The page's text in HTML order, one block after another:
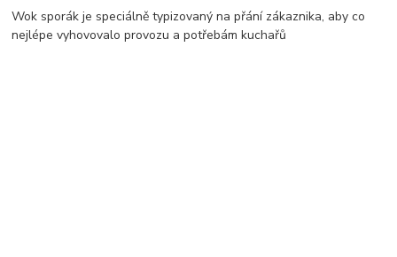
Wok sporák je speciálně typizovaný na přání zákaznika, aby co
nejlépe vyhovovalo provozu a potřebám kuchařů